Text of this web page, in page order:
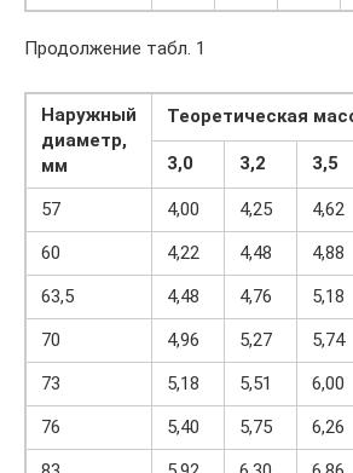
Продолжение табл. 1
Наружный
диаметр,
мм
Теоретическая
3,0 3,2 3,5
57 4,00 4,25 4,62
60
4,22 4,48 4,88
63,5
4,48 4,76 5,18
70
4,96 5,27 5,74
73
5,18 5,51 6,00
76
5,40 5,75 6,26